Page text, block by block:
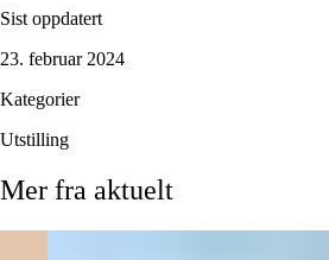
Sist oppdatert
23. februar 2024
Kategorier
Utstilling
Mer fra aktuelt